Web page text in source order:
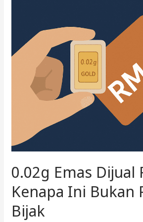
0.02g Emas Dijual
Kenapa Ini Bukan
Bijak
Pelaburan
Bijak